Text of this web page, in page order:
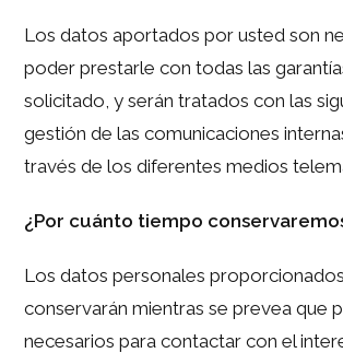
Los datos aportados por usted son
poder prestarle con todas las
solicitado, y serán tratados con las
gestión de las comunicaciones
través de los diferentes medios
¿Por cuánto tiempo
Los datos personales
conservarán mientras se prevea que
necesarios para contactar con el